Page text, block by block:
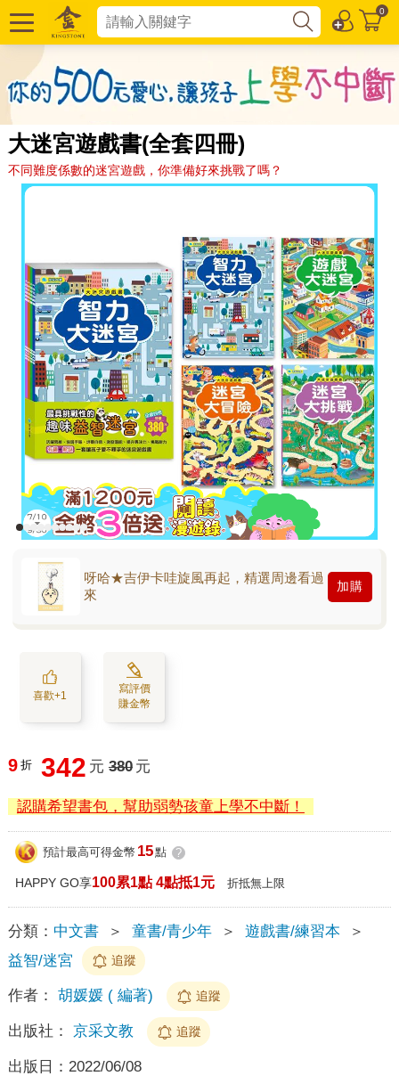
0
大迷宮遊戲書(全套四冊)
不同難度係數的迷宮遊戲，你準備好來挑戰了嗎？
呀哈★吉伊卡哇旋風再起，精選周邊看過
來
加購
喜歡+1
寫評價
賺金幣
9 折 342 元 380 元
認購希望書包，幫助弱勢孩童上學不中斷！
預計最高可得金幣 15點 ?
HAPPY GO享100累1點 4點抵1元 折抵無上限
分類： 中文書 ＞ 童書/青少年 ＞ 遊戲書/練習本
＞
益智/迷宮
追蹤
作者： 胡媛媛 ( 編著) 追蹤
出版社： 京采文教 追蹤
出版日： 2022/06/08